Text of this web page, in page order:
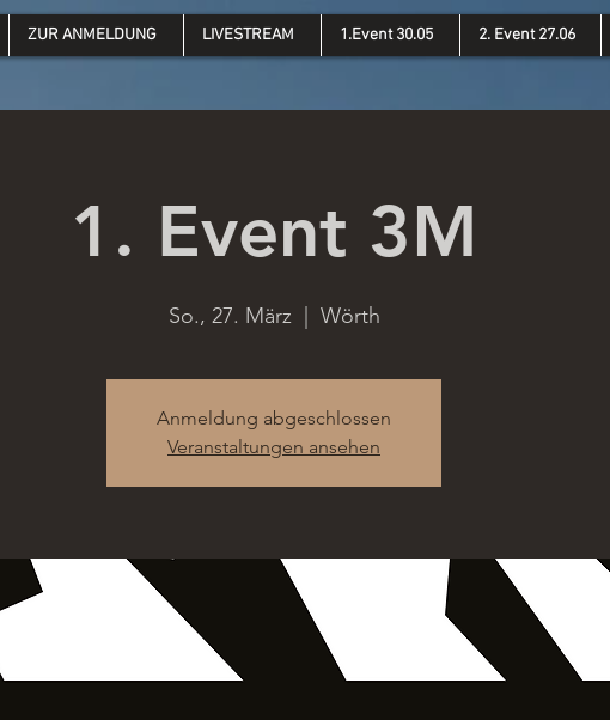
ZUR ANMELDUNG LIVESTREAM 1.Event 30.05 2. Event 27.06
1. Event 3M
So., 27. März
  |
Wörth
Anmeldung abgeschlossen
Veranstaltungen ansehen